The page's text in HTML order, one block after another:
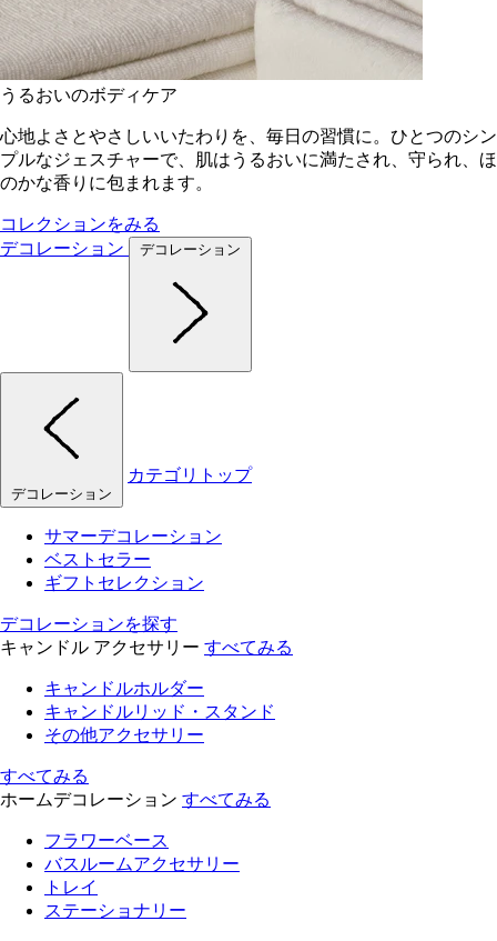
うるおいのボディケア
心地よさとやさしいいたわりを、毎日の習慣に。ひとつのシン
プルなジェスチャーで、肌はうるおいに満たされ、守られ、ほ
のかな香りに包まれます。
コレクションをみる
デコレーション
デコレーション
デコレーション
カテゴリトップ
サマーデコレーション
ベストセラー
ギフトセレクション
デコレーションを探す
キャンドル アクセサリー すべてみる
キャンドルホルダー
キャンドルリッド・スタンド
その他アクセサリー
すべてみる
ホームデコレーション すべてみる
フラワーベース
バスルームアクセサリー
トレイ
ステーショナリー